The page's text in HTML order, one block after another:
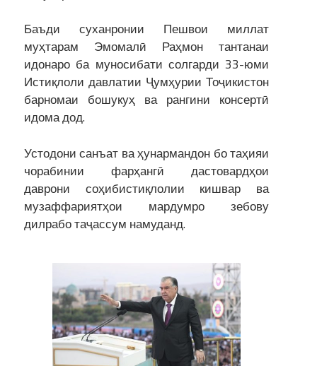
Баъди суханронии Пешвои миллат
муҳтарам Эмомалӣ Раҳмон тантанаи
идонаро ба муносибати солгарди 33-юми
Истиқлоли давлатии Ҷумҳурии Тоҷикистон
барномаи бошукуҳ ва рангини консертӣ
идома дод.
Устодони санъат ва ҳунармандон бо таҳияи
чорабинии фарҳангӣ дастовардҳои
даврони соҳибистиқлолии кишвар ва
музаффариятҳои мардумро зебову
дилрабо таҷассум намуданд.